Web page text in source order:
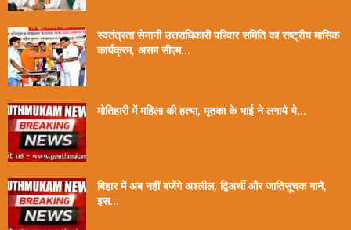
स्वतंत्रता सेनानी उत्तराधिकारी परिवार समिति का राष्ट्रीय मासिक
कार्यक्रम, असम सीएम...
मोतिहारी में महिला की हत्या, मृतका के भाई ने लगाये ये...
बिहार में अब नहीं बजेंगे अश्लील, द्विअर्थी और जातिसूचक गाने,
इस...